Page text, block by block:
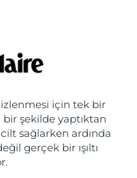
için tek bir
şekilde yaptıktan
sağlarken ardında
gerçek bir ışıltı